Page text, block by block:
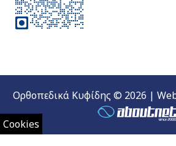
Cookies
Ορθοπεδικά Κυφίδης © 2026 |